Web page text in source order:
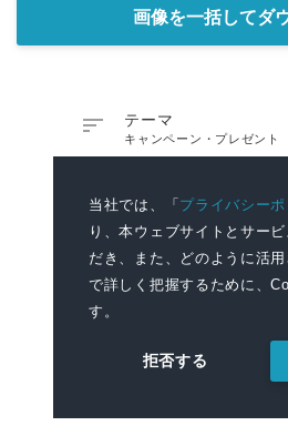
当社では、「プライバシー
り、本ウェブサイトとサー
だき、また、どのように活
で詳しく把握するために、
す。
拒否する
画像を一括してダ
 テーマ
キャンペーン・プレゼント
生活用品・生活雑貨、料
 キーワード
ギフト、のどぐろ、島根県